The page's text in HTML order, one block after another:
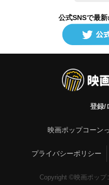
公式SNSで最
登録/
映画ポップコーン
プライバシーポリシー
Copyright ©映画ポップ